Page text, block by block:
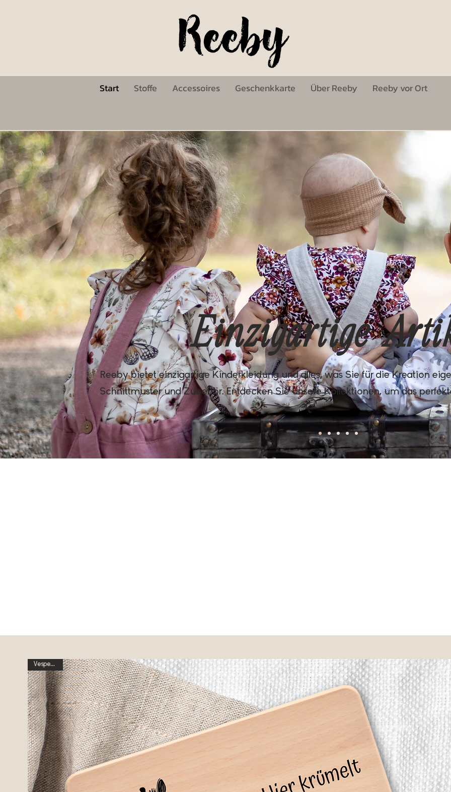
Start Stoffe Accessoires Geschenkkarte Über Reeby Reeby vor Ort
Einzigartige
Reeby bietet einzigartige Kinderkleidung und alles, was Sie für die Kreation
Schnittmuster und Zubehör. Entdecken Sie unsere Kollektionen, um das
Vesperbrett